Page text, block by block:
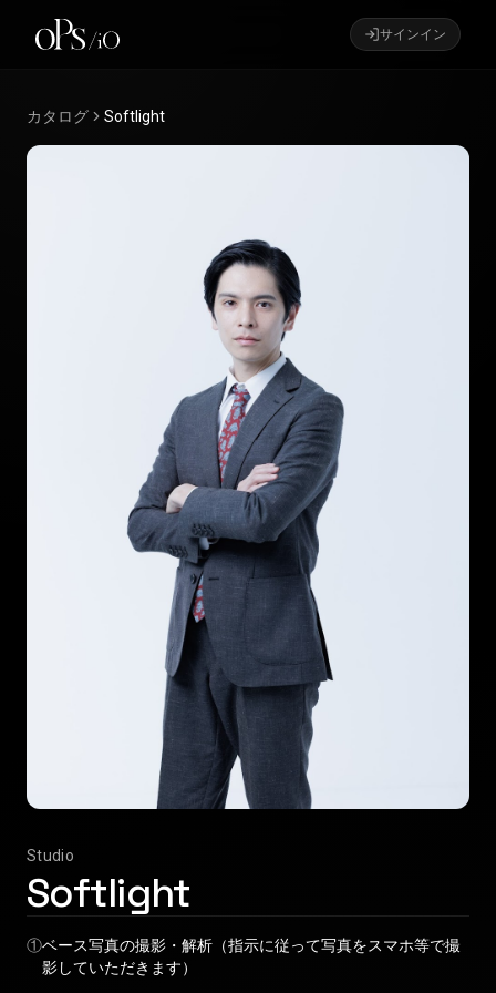
サインイン
カタログ Softlight
Studio
Softlight
①ベース写真の撮影・解析（指示に従って写真をスマホ等で撮
影していただきます）